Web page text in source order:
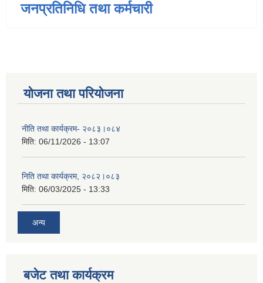
जनप्रतिनिधि तथा कर्मचारी
योजना तथा परियोजना
नीति तथा कार्यक्रम- २०८३।०८४
मिति: 06/11/2026 - 13:07
निति तथा कार्यक्रम, २०८२।०८३
मिति: 06/03/2025 - 13:33
अन्य
बजेट तथा कार्यक्रम